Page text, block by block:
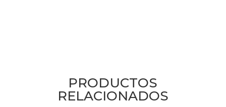
PRODUCTOS
RELACIONADOS